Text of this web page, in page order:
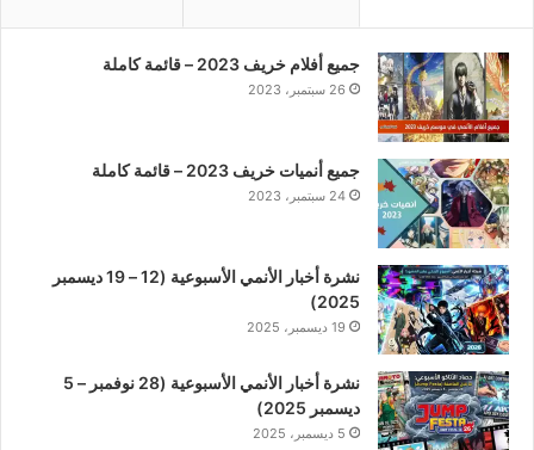
جميع أفلام خريف 2023 – قائمة كاملة
26 سبتمبر، 2023
جميع أنميات خريف 2023 – قائمة كاملة
24 سبتمبر، 2023
نشرة أخبار الأنمي الأسبوعية (12 – 19 ديسمبر
2025)
19 ديسمبر، 2025
نشرة أخبار الأنمي الأسبوعية (28 نوفمبر – 5
ديسمبر 2025)
5 ديسمبر، 2025